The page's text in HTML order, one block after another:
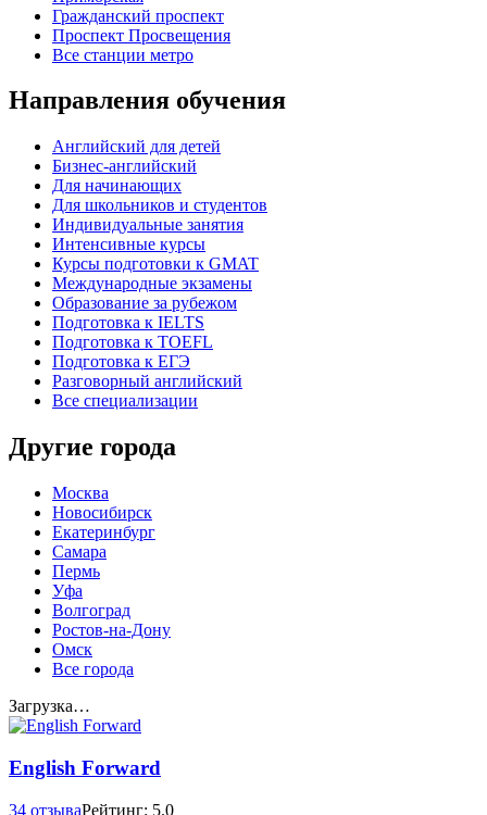
Гражданский проспект
Проспект Просвещения
Все станции метро
Направления обучения
Английский для детей
Бизнес-английский
Для начинающих
Для школьников и студентов
Индивидуальные занятия
Интенсивные курсы
Курсы подготовки к GMAT
Международные экзамены
Образование за рубежом
Подготовка к IELTS
Подготовка к TOEFL
Подготовка к ЕГЭ
Разговорный английский
Все специализации
Другие города
Москва
Новосибирск
Екатеринбург
Самара
Пермь
Уфа
Волгоград
Ростов-на-Дону
Омск
Все города
Загрузка…
English Forward
34 отзываРейтинг: 5.0